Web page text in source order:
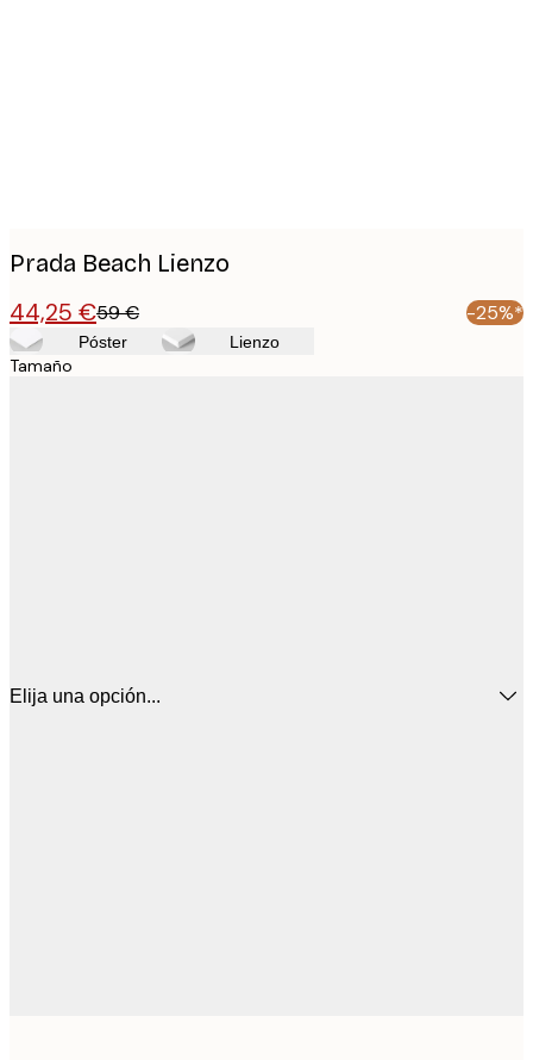
Prada Beach Lienzo
44,25 €59 € -25%*
Póster Lienzo
Tamaño
Elija una opción...